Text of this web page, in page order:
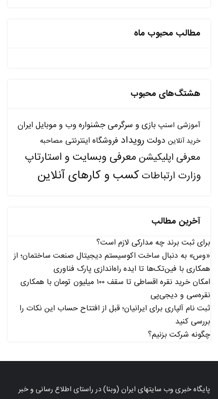
مطالب محبوب ماه
هشتگ‌های محبوب
آموزشی اسنپ بازی و سرگرمی جشنواره وب و موبایل ایران
خرید آنلاین دولت رویداد فروشگاه اینترنتی مصاحبه
معرفی اپلیکیشن معرفی وبسایت و استارتاپ
وزارت ارتباطاتکسب و کارهای آنلاین
آخرین مطالب
برای ثبت برند چه مدارکی لازم است؟
«وس» به دنبال ساخت اکوسیستم دیجیتال صنعت ساختمان؛ از
همکاری با فین‌تک‌ها تا ایده راه‌اندازی پارک فناوری
امکان خرید نقره اقساطی تا سقف ۱۰۰ میلیون تومان با همکاری
نقره‌سی و دیجی‌پی
ثبت نام آلپاری برای ایرانیان؛ قبل از افتتاح حساب این نکات را
بررسی کنید
چگونه شرکت بزنیم؟
پایگاه خبری وب سایتهای ایران (وبنا) در راستای اطلاع رسانی و خبر